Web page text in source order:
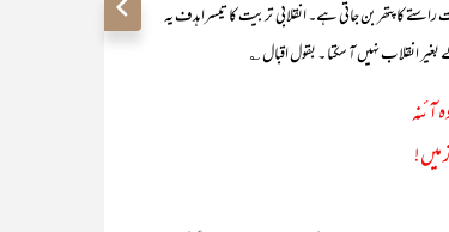
کا پتھر بن جاتی ہے۔ انقلابی تربیت کا تیسرا ہدف یہ
انقلاب نہیں آ سکتا ۔ بقول اقبال ؎
آئنہ
میں!